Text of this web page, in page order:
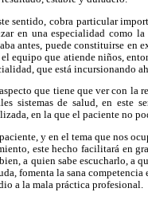
sentido, cobra particular
en una especialidad como
antes, puede constituirse en
equipo que atiende niños,
que está incursionando
que tiene que ver con la
sistemas de salud, en este
en la que el paciente no
y en el tema que nos
este hecho facilitará en
a quien sabe escucharlo, a
fomenta la sana
a la mala práctica profesional.